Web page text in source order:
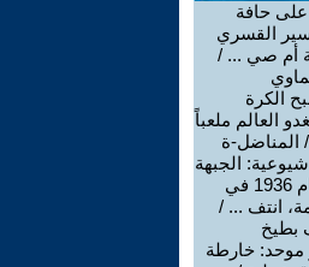
على حافة
القسري
أم صي ... /
الكرة
العالم ملعباً
المناضل-ة
الجبهة
الشعبية عام 1936 في
انتف ... /
بطيخ
موحد: خارطة